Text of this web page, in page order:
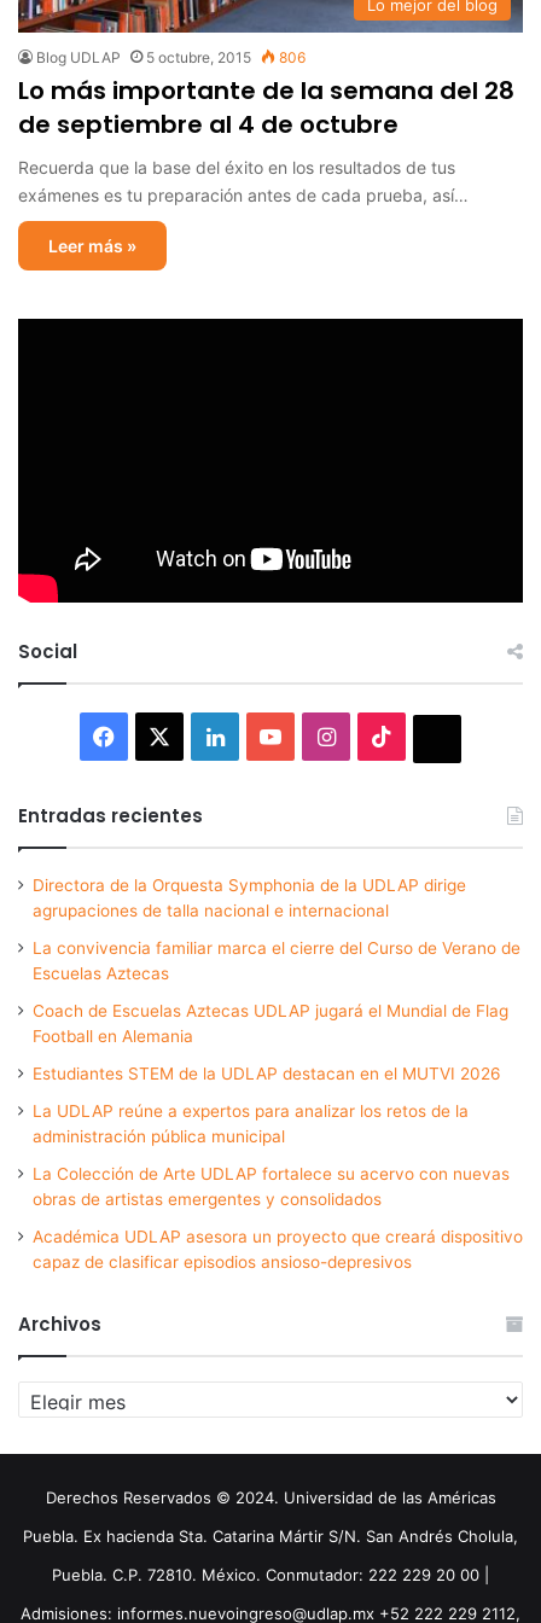
Lo mejor del blog
Blog UDLAP 5 octubre, 2015 806
Lo más importante de la semana del 28
de septiembre al 4 de octubre
Recuerda que la base del éxito en los resultados de tus
exámenes es tu preparación antes de cada prueba, así…
Leer más »
Social
Facebook LinkedInYouTubeInstagram
Entradas recientes
Directora de la Orquesta Symphonia de la UDLAP dirige
agrupaciones de talla nacional e internacional
La convivencia familiar marca el cierre del Curso de Verano de
Escuelas Aztecas
Coach de Escuelas Aztecas UDLAP jugará el Mundial de Flag
Football en Alemania
Estudiantes STEM de la UDLAP destacan en el MUTVI 2026
La UDLAP reúne a expertos para analizar los retos de la
administración pública municipal
La Colección de Arte UDLAP fortalece su acervo con nuevas
obras de artistas emergentes y consolidados
Académica UDLAP asesora un proyecto que creará dispositivo
capaz de clasificar episodios ansioso-depresivos
Archivos
Archivos
Derechos Reservados © 2024. Universidad de las Américas
Puebla. Ex hacienda Sta. Catarina Mártir S/N. San Andrés Cholula,
Puebla. C.P. 72810. México. Conmutador: 222 229 20 00 |
Admisiones: informes.nuevoingreso@udlap.mx +52 222 229 2112,